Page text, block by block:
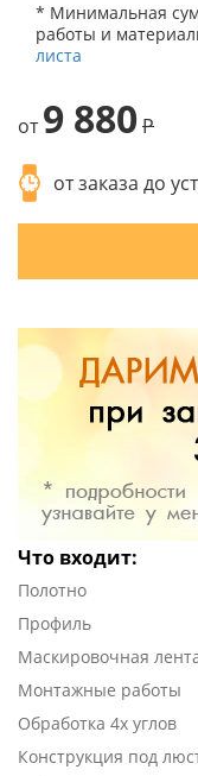
* Минимальная
работы и
листа
от9 880 P
от заказа до
Что входит:
Полотно
Профиль
Маскировочная
Монтажные работы
Обработка 4х углов
Конструкция под